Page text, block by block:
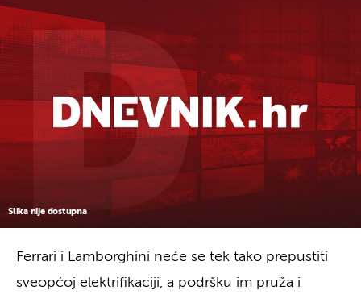
Slika nije dostupna
Ferrari i Lamborghini neće se tek tako prepustiti
sveopćoj elektrifikaciji, a podršku im pruža i